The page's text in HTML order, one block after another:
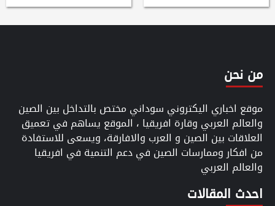
من نحن
موقع اخباري اليكتروني سوداني مختص بالتداخل بين الصين
والعالم العربي وقارة افريقيا ، الموقع يساهم في تعميق
العلاقات بين الصين و العرب والافارقة، ويسعى للاستفادة
من افكار وممارسات الصين في دعم التنمية في افريقيا
والعالم العربي
احدث المقالات